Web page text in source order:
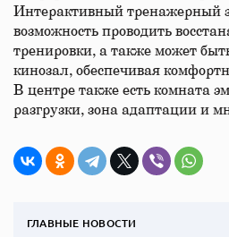
Интерактивный тренажерный
возможность проводить
тренировки, а также может
кинозал, обеспечивая
В центре также есть комната
разгрузки, зона адаптации и
ГЛАВНЫЕ НОВОСТИ